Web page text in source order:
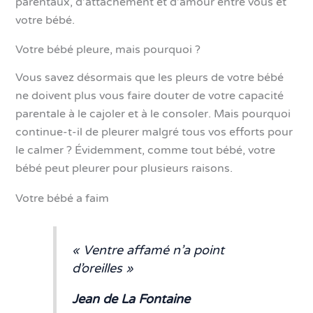
votre bébé.
Votre bébé pleure, mais pourquoi ?
Vous savez désormais que les pleurs de votre bébé
ne doivent plus vous faire douter de votre capacité
parentale à le cajoler et à le consoler. Mais pourquoi
continue-t-il de pleurer malgré tous vos efforts pour
le calmer ? Évidemment, comme tout bébé, votre
bébé peut pleurer pour plusieurs raisons.
Votre bébé a faim
« Ventre affamé n’a point
d’oreilles »
Jean de La Fontaine